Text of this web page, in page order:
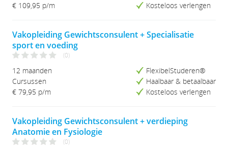
€ 109,95 p/m
Kosteloos verlengen
Vakopleiding Gewichtsconsulent + Specialisatie
sport en voeding
(0)
12 maanden
Cursussen
€ 79,95 p/m
FlexibelStuderen®
Haalbaar & betaalbaar
Kosteloos verlengen
Vakopleiding Gewichtsconsulent + verdieping
Anatomie en Fysiologie
(0)